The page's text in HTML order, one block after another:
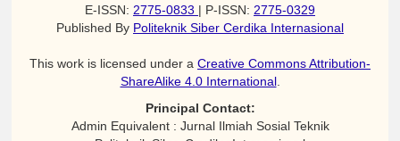
E-ISSN: 2775-0833 | P-ISSN: 2775-0329
Published By Politeknik Siber Cerdika Internasional
This work is licensed under a Creative Commons Attribution-
ShareAlike 4.0 International.
Principal Contact:
Admin Equivalent : Jurnal Ilmiah Sosial Teknik